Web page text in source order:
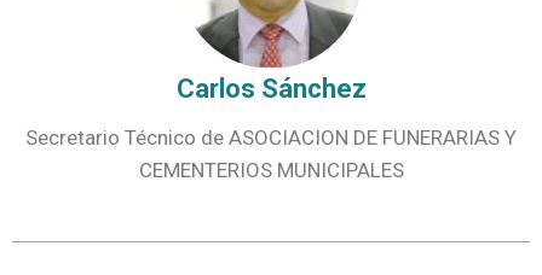
Carlos Sánchez
Secretario Técnico de ASOCIACION DE FUNERARIAS Y
CEMENTERIOS MUNICIPALES